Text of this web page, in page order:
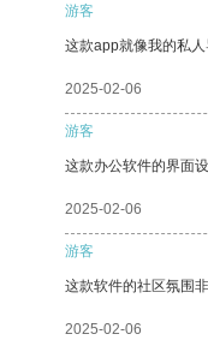
游客
这款app就像我的私人
2025-02-06
游客
这款办公软件的界面
2025-02-06
游客
这款软件的社区氛围
2025-02-06